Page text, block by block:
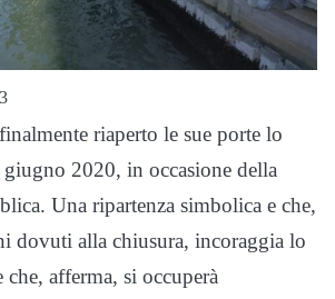
riaperto le sue porte lo
2020, in occasione della
Una ripartenza simbolica e che,
dovuti alla chiusura, incoraggia lo
che, afferma, si occuperà